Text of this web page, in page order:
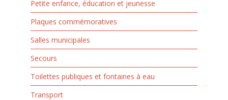
Petite enfance, éducation et jeunesse
Plaques commémoratives
Salles municipales
Secours
Toilettes publiques et fontaines à eau
Transport